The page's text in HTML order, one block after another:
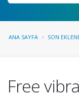
ANA SAYFA SON
Free